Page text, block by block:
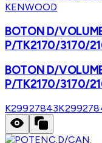
KENWOOD
BOTON D/
P/TK2170/3170/
BOTON D/
P/TK2170/3170/
K29927843